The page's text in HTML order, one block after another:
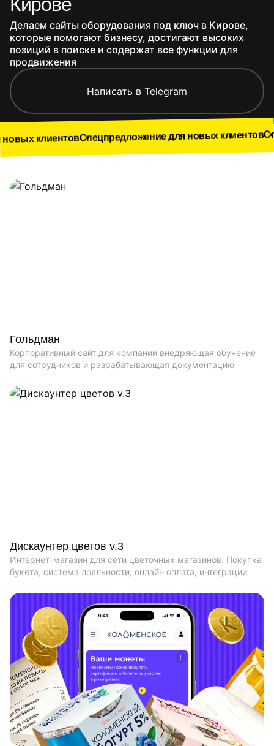
Делаем сайты оборудования под ключ в Кирове,
которые помогают бизнесу, достигают высоких
позиций в поиске и содержат все функции для
продвижения
Написать в Telegram
Спецпредложение для новых клиентов
Наши работы
Гольдман
Корпоративный сайт для компании внедряющая обучение
для сотрудников и разрабатывающая документацию
Дискаунтер цветов v.3
Интернет-магазин для сети цветочных магазинов. Покупка
букета, система лояльности, онлайн оплата, интеграции